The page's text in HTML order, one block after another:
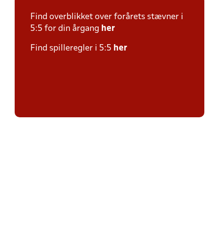
Find overblikket over forårets stævner i
5:5 for din årgang her
Find spilleregler i 5:5 her